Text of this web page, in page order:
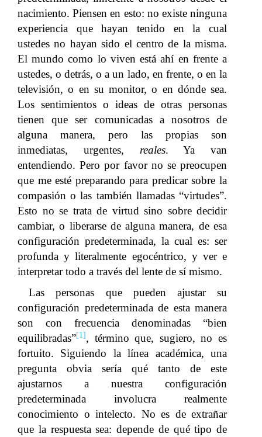
nacimiento. Piensen en esto: no existe ninguna
experiencia que hayan tenido en la cual
ustedes no hayan sido el centro de la misma.
El mundo como lo viven está ahí en frente a
ustedes, o detrás, o a un lado, en frente, o en la
televisión, o en su monitor, o en dónde sea.
Los sentimientos o ideas de otras personas
tienen que ser comunicadas a nosotros de
alguna manera, pero las propias son
inmediatas, urgentes, reales. Ya van
entendiendo. Pero por favor no se preocupen
que me esté preparando para predicar sobre la
compasión o las también llamadas “virtudes”.
Esto no se trata de virtud sino sobre decidir
cambiar, o liberarse de alguna manera, de esa
configuración predeterminada, la cual es: ser
profunda y literalmente egocéntrico, y ver e
interpretar todo a través del lente de sí mismo.
Las personas que pueden ajustar su
configuración predeterminada de esta manera
son con frecuencia denominadas “bien
equilibradas”[1] , término que, sugiero, no es
fortuito. Siguiendo la línea académica, una
pregunta obvia sería qué tanto de este
ajustarnos a nuestra configuración
predeterminada involucra realmente
conocimiento o intelecto. No es de extrañar
que la respuesta sea: depende de qué tipo de